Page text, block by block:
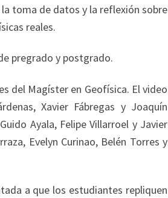
toma de datos y la reflexión sobre
reales.
pregrado y postgrado.
del Magíster en Geofísica. El video
Xavier Fábregas y Joaquín
Ayala, Felipe Villarroel y Javier
Evelyn Curinao, Belén Torres y
a que los estudiantes repliquen